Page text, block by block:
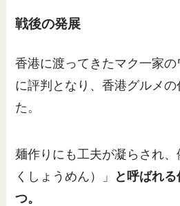
戦後の発展
香港に渡ってきたマク一家
に評判となり、香港グルメ
た。
麺作りにも工夫が凝らされ
くしょうめん）」
と呼ばれ
つ。